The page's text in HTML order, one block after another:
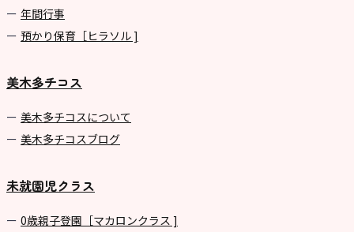
年間⾏事
預かり保育［ヒラソル ]
美木多チコス
美⽊多チコスについて
美⽊多チコスブログ
未就園児クラス
0歳親子登園［マカロンクラス ]